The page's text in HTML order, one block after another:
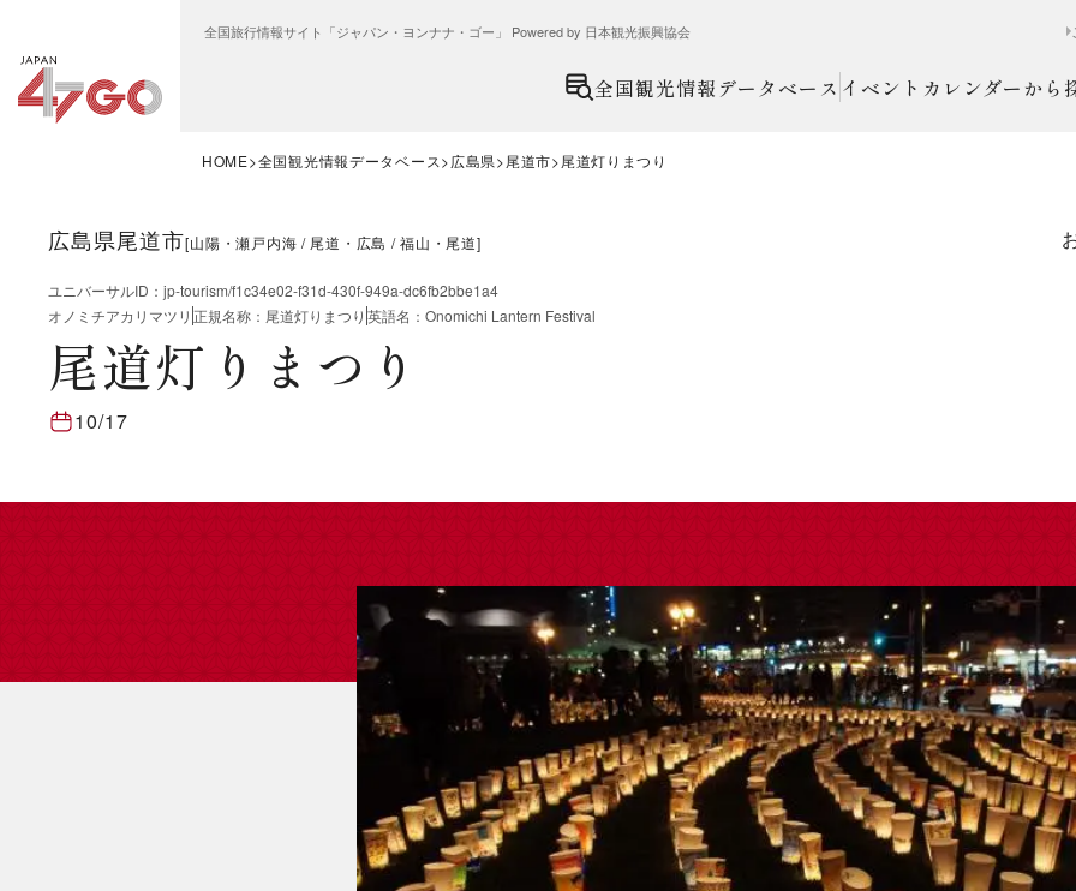
全国旅行情報サイト「ジャパン・ヨンナナ・ゴー」 Powered by 日本観光振興協会
全国観光情報データベース イベントカレンダーから
HOME 全国観光情報データベース 広島県 尾道市 尾道灯りまつり
広島県尾道市[山陽・瀬戸内海 尾道・広島 福山・尾道]
ユニバーサルID ： jp-tourism/f1c34e02-f31d-430f-949a-dc6fb2bbe1a4
オノミチアカリマツリ 正規名称 ： 尾道灯りまつり 英語名 ： Onomichi Lantern Festival
尾道灯りまつり
10/17